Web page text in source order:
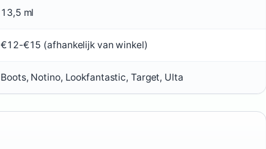
13,5 ml
€12-€15 (afhankelijk van winkel)
Boots, Notino, Lookfantastic, Target, Ulta